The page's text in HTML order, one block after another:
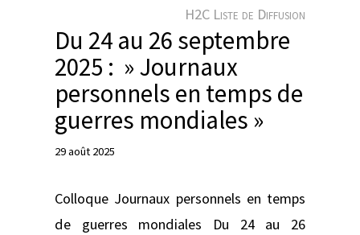
H2C Liste de Diffusion
Du 24 au 26 septembre
2025 : » Journaux
personnels en temps de
guerres mondiales »
29 août 2025
Colloque Journaux personnels en temps
de guerres mondiales Du 24 au 26